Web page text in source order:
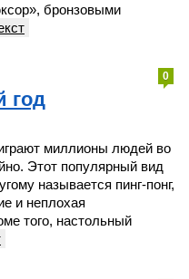
бронзовыми
0
год
миллионы людей во
Этот популярный вид
называется пинг-понг,
и неплохая
того, настольный